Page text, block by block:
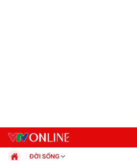
ĐỜI SỐNG